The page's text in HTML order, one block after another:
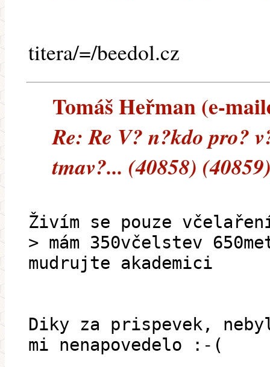
titera/=/beedol.cz
Tomáš Heřman (e-
Re: Re V? n?kdo pro?
tmav?... (40858)
Živím se pouze
> mám 350včelstev
mudrujte
Diky za prispevek,
mi nenapovedelo :-(